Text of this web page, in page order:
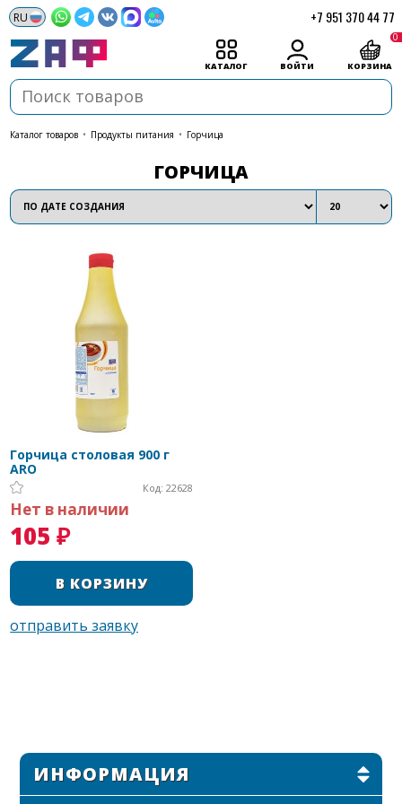
+7 951 370 44 77
КАТАЛОГ ВОЙТИ КОРЗИНА
0
каталог товаров • Продукты питания • Горчица
ГОРЧИЦА
Горчица столовая 900 г
ARO
Код: 22628
Нет в наличии
105 ₽
ИНФОРМАЦИЯ